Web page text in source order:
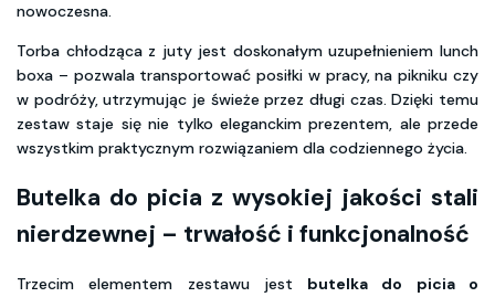
nowoczesna.
Torba chłodząca z juty jest doskonałym uzupełnieniem lunch
boxa – pozwala transportować posiłki w pracy, na pikniku czy
w podróży, utrzymując je świeże przez długi czas. Dzięki temu
zestaw staje się nie tylko eleganckim prezentem, ale przede
wszystkim praktycznym rozwiązaniem dla codziennego życia.
Butelka do picia z wysokiej jakości stali
nierdzewnej – trwałość i funkcjonalność
Trzecim elementem zestawu jest butelka do picia o